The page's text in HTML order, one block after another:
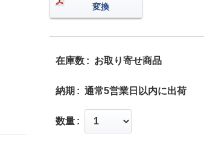
変換
在庫数 お取り寄せ商品
納期 通常5営業日以内に出荷
数量